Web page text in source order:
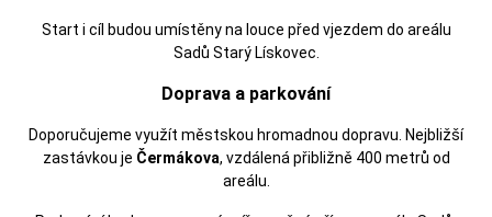
Start i cíl budou umístěny na louce před vjezdem do areálu
Sadů Starý Lískovec.
Doprava a parkování
Doporučujeme využít městskou hromadnou dopravu. Nejbližší
zastávkou je Čermákova, vzdálená přibližně 400 metrů od
areálu.